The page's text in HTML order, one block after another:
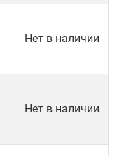
Нет в наличии
Нет в наличии